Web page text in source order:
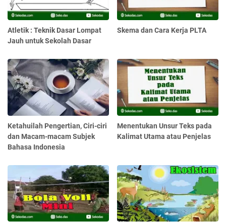
Atletik : Teknik Dasar Lompat
Jauh untuk Sekolah Dasar
Skema dan Cara Kerja PLTA
Ketahuilah Pengertian, Ciri-ciri
dan Macam-macam Subjek
Bahasa Indonesia
Menentukan Unsur Teks pada
Kalimat Utama atau Penjelas